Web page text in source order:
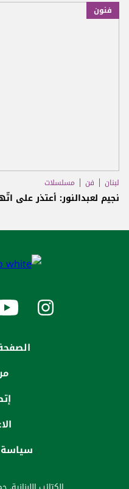
فنون
لبنان فن مسلسلات
نجيم لعبدالنور: أعتذر على